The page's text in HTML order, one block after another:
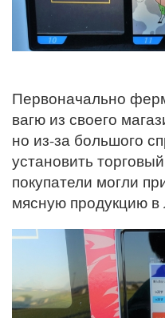
Первоначально
вагю из своего
но из-за большого
установить
покупатели могли
мясную продукцию